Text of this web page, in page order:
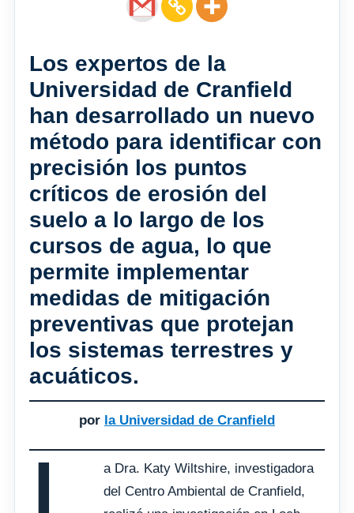
Los expertos de la
Universidad de Cranfield
han desarrollado un nuevo
método para identificar con
precisión los puntos
críticos de erosión del
suelo a lo largo de los
cursos de agua, lo que
permite implementar
medidas de mitigación
preventivas que protejan
los sistemas terrestres y
acuáticos.
por la Universidad de Cranfield
a Dra. Katy Wiltshire, investigadora
del Centro Ambiental de Cranfield,